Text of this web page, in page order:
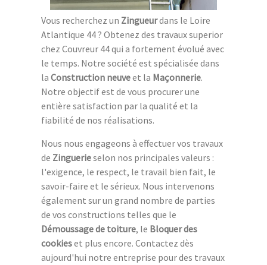
Vous recherchez un Zingueurdans le Loire
Atlantique 44 ? Obtenez des travaux superior
chez Couvreur 44 qui a fortement évolué avec
le temps. Notre société est spécialisée dans
la Construction neuveet la Maçonnerie.
Notre objectif est de vous procurer une
entière satisfaction par la qualité et la
fiabilité de nos réalisations.
Nous nous engageons à effectuer vos travaux
de Zinguerieselon nos principales valeurs :
l'exigence, le respect, le travail bien fait, le
savoir-faire et le sérieux. Nous intervenons
également sur un grand nombre de parties
de vos constructions telles que le
Démoussage de toiture, le Bloquer des
cookieset plus encore. Contactez dès
aujourd'hui notre entreprise pour des travaux